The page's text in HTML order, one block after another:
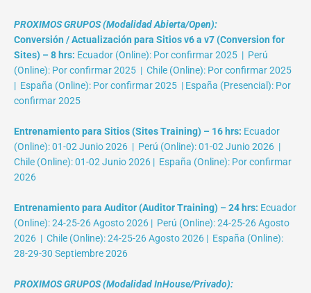
PROXIMOS GRUPOS (Modalidad Abierta/Open):
Conversión / Actualización para Sitios v6 a v7 (Conversion for
Sites) – 8 hrs: Ecuador (Online): Por confirmar 2025 | Perú
(Online): Por confirmar 2025 | Chile (Online): Por confirmar 2025
| España (Online): Por confirmar 2025 | España (Presencial): Por
confirmar 2025
Entrenamiento para Sitios (Sites Training) – 16 hrs: Ecuador
(Online): 01-02 Junio 2026 | Perú (Online): 01-02 Junio 2026 |
Chile (Online): 01-02 Junio 2026 | España (Online): Por confirmar
2026
Entrenamiento para Auditor (Auditor Training) – 24 hrs: Ecuador
(Online): 24-25-26 Agosto 2026 | Perú (Online): 24-25-26 Agosto
2026 | Chile (Online): 24-25-26 Agosto 2026 | España (Online):
28-29-30 Septiembre 2026
PROXIMOS GRUPOS (Modalidad InHouse/Privado):